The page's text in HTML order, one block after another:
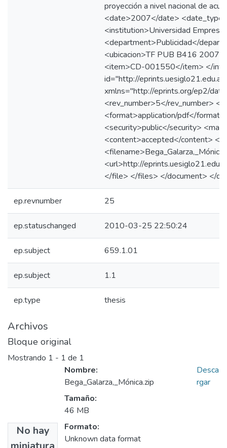
proyección a nivel nacional de
<date>2007</date>
<institution>Universidad
<department>Publicidad</
<ubicacion>TF PUB B416
<item>CD-001550</item> </
id="http://
xmlns="http://eprints.org/ep2/
<rev_number>5</rev_number>
<format>application/pdf</
<security>public</security>
<content>accepted</content>
<url>http://
</file> </files> </document> </
ep.revnumber 25
ep.statuschanged 2010-03-25 22:50:24
ep.subject 659.1.01
ep.subject 1.1
ep.type thesis
Archivos
Bloque original
Mostrando 1 - 1 de 1
No hay
Nombre:
Bega_Galarza,_Mónica.zip
Tamaño:
46 MB
Formato:
Unknown data format
Desca
rgar